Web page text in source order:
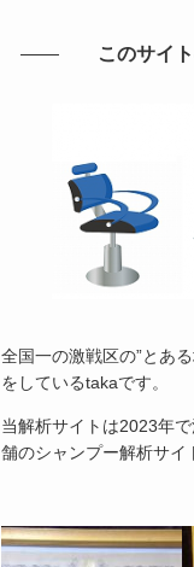
このサイ
全国一の激戦区の”とあ
をしているtakaです。
当解析サイトは2023年
舗のシャンプー解析サイ